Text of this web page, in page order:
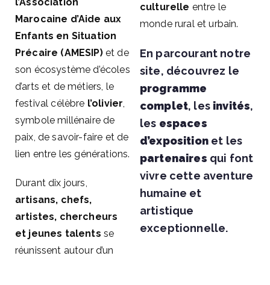
Marocaine d’Aide aux
Enfants en Situation
Précaire (AMESIP)et de
son écosystème d’écoles
d’arts et de métiers, le
festival célèbre l’olivier,
symbole millénaire de
paix, de savoir-faire et de
lien entre les générations.
Durant dix jours,
artisans, chefs,
artistes, chercheurs
et jeunes talents se
réunissent autour d’un
culturelle entre le
monde rural et urbain.
En parcourant notre
site, découvrez le
programme
complet, les invités,
les espaces
d’expositionet les
partenaires qui font
vivre cette aventure
humaine et
artistique
exceptionnelle.